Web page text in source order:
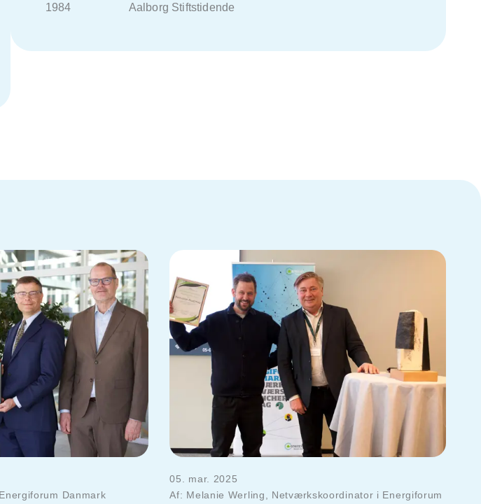
1984 Aalborg Stiftstidende
Danmark
05. mar. 2025
Af: Melanie Werling, Netværkskoordinator i Energiforum